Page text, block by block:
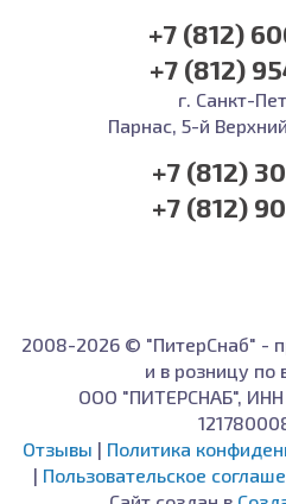
+7 (812)
+7 (812)
г. Санкт-
Парнас, 5-й
+7 (812)
+7 (812)
2008-2026 © "ПитерСнаб" -
и в розницу по
ООО "ПИТЕРСНАБ",
Отзывы | Политика
| Пользовательское